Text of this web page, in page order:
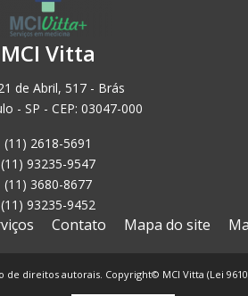
MCI Vitta
de Abril, 517 - Brás
- SP - CEP: 03047-000
(11) 2618-5691
(11) 93235-9547
(11) 3680-8677
(11) 93235-9452
Contato Mapa do site
direitos autorais. Copyright© MCI Vitta (Lei 9610